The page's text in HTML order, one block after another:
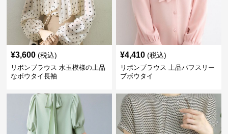
¥3,600 (税込)
リボンブラウス 水玉模様の上品
なボウタイ長袖
¥4,410 (税込)
リボンブラウス 上品パフスリー
ブボウタイ